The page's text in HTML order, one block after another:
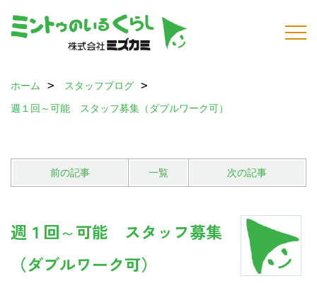
ホーム
スタッフブログ
週１回～可能 スタッフ募集（ダブルワーク可）
前の記事 一覧 次の記事
週１回～可能 スタッフ募集
（ダブルワーク可）